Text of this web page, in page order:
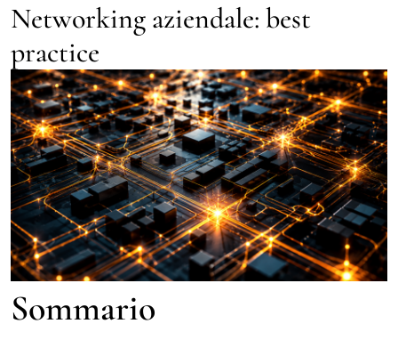
Networking aziendale: best
practice
Sommario